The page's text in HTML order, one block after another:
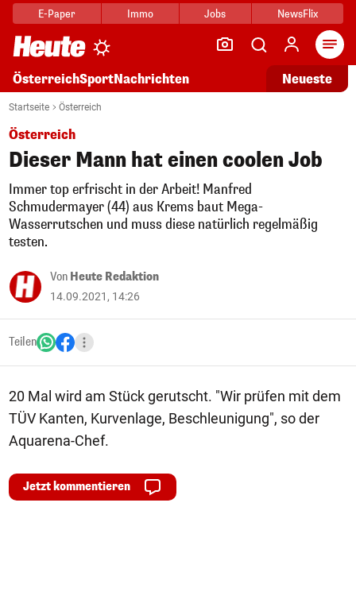
E-Paper Immo Jobs NewsFlix
ÖsterreichSportNachrichten Neueste
Startseite Österreich
Österreich
Dieser Mann hat einen coolen Job
Immer top erfrischt in der Arbeit! Manfred
Schmudermayer (44) aus Krems baut Mega-
Wasserrutschen und muss diese natürlich regelmäßig
testen.
Von Heute Redaktion
14.09.2021, 14:26
Teilen
20 Mal wird am Stück gerutscht. "Wir prüfen mit dem
TÜV Kanten, Kurvenlage, Beschleunigung", so der
Aquarena-Chef.
Jetzt kommentieren